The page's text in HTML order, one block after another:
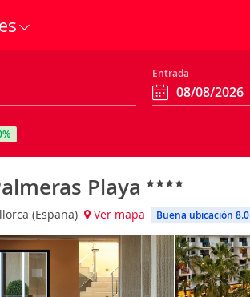
Entrada
Playa
(España) Ver mapa Buena ubicación 8.0